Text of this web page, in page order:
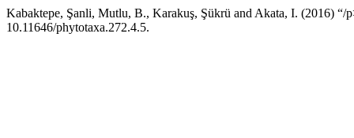
Kabaktepe, Şanli, Mutlu, B., Karakuş, Şükrü and Akata, I. (2016) “/
10.11646/phytotaxa.272.4.5.